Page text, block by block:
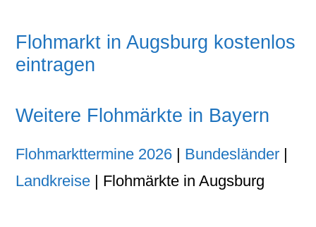
Flohmarkt in Augsburg kostenlos
eintragen
Weitere Flohmärkte in Bayern
Flohmarkttermine 2026 | Bundesländer |
Landkreise | Flohmärkte in Augsburg